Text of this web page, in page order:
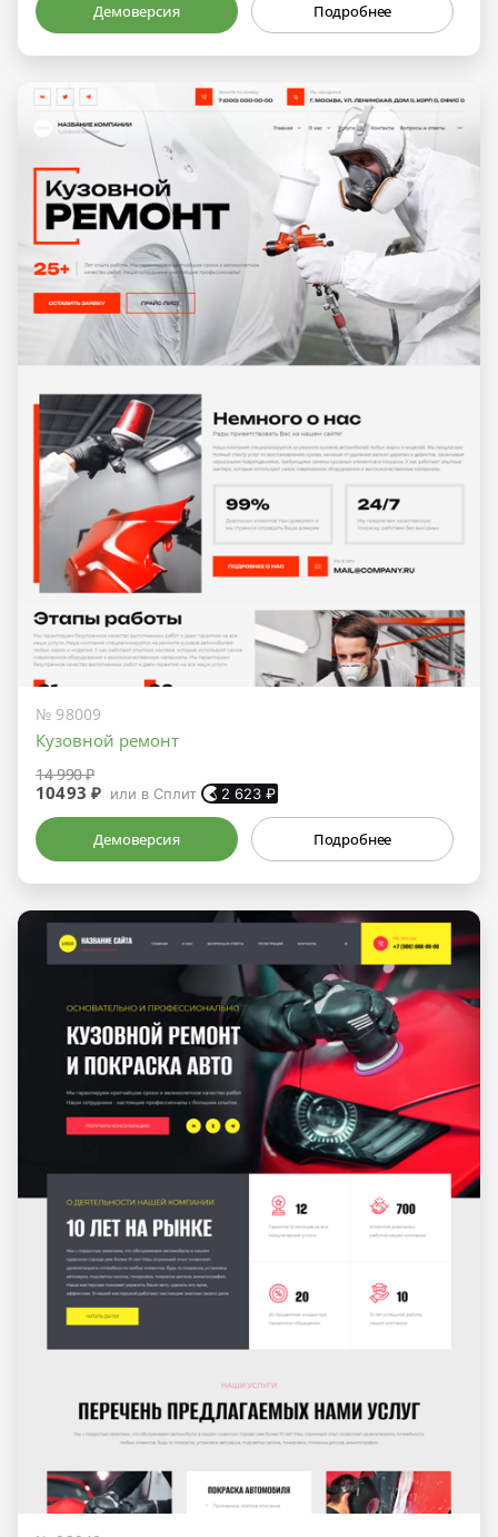
Демоверсия Подробнее
№ 98009
Кузовной ремонт
14 990 ₽
10493 ₽ или в Сплит 2 623 ₽
Демоверсия Подробнее